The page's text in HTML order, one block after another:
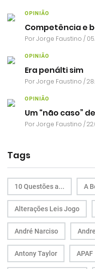
OPINIÃO
Competência e
PorJorge Faustino /
OPINIÃO
Era penálti sim
PorJorge Faustino /
OPINIÃO
Um “não caso”
PorJorge Faustino /
Tags
10 Questões a... A
Alterações Leis Jogo
André Narciso
Antony Taylor APAF